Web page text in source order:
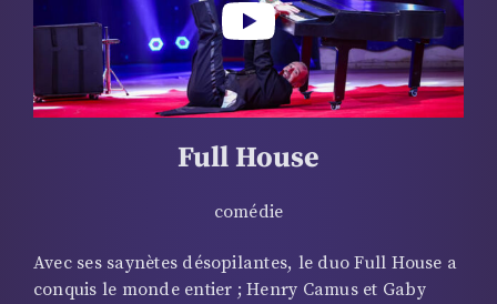
Full House
comédie
Avec ses saynètes désopilantes, le duo Full House a
conquis le monde entier ; Henry Camus et Gaby